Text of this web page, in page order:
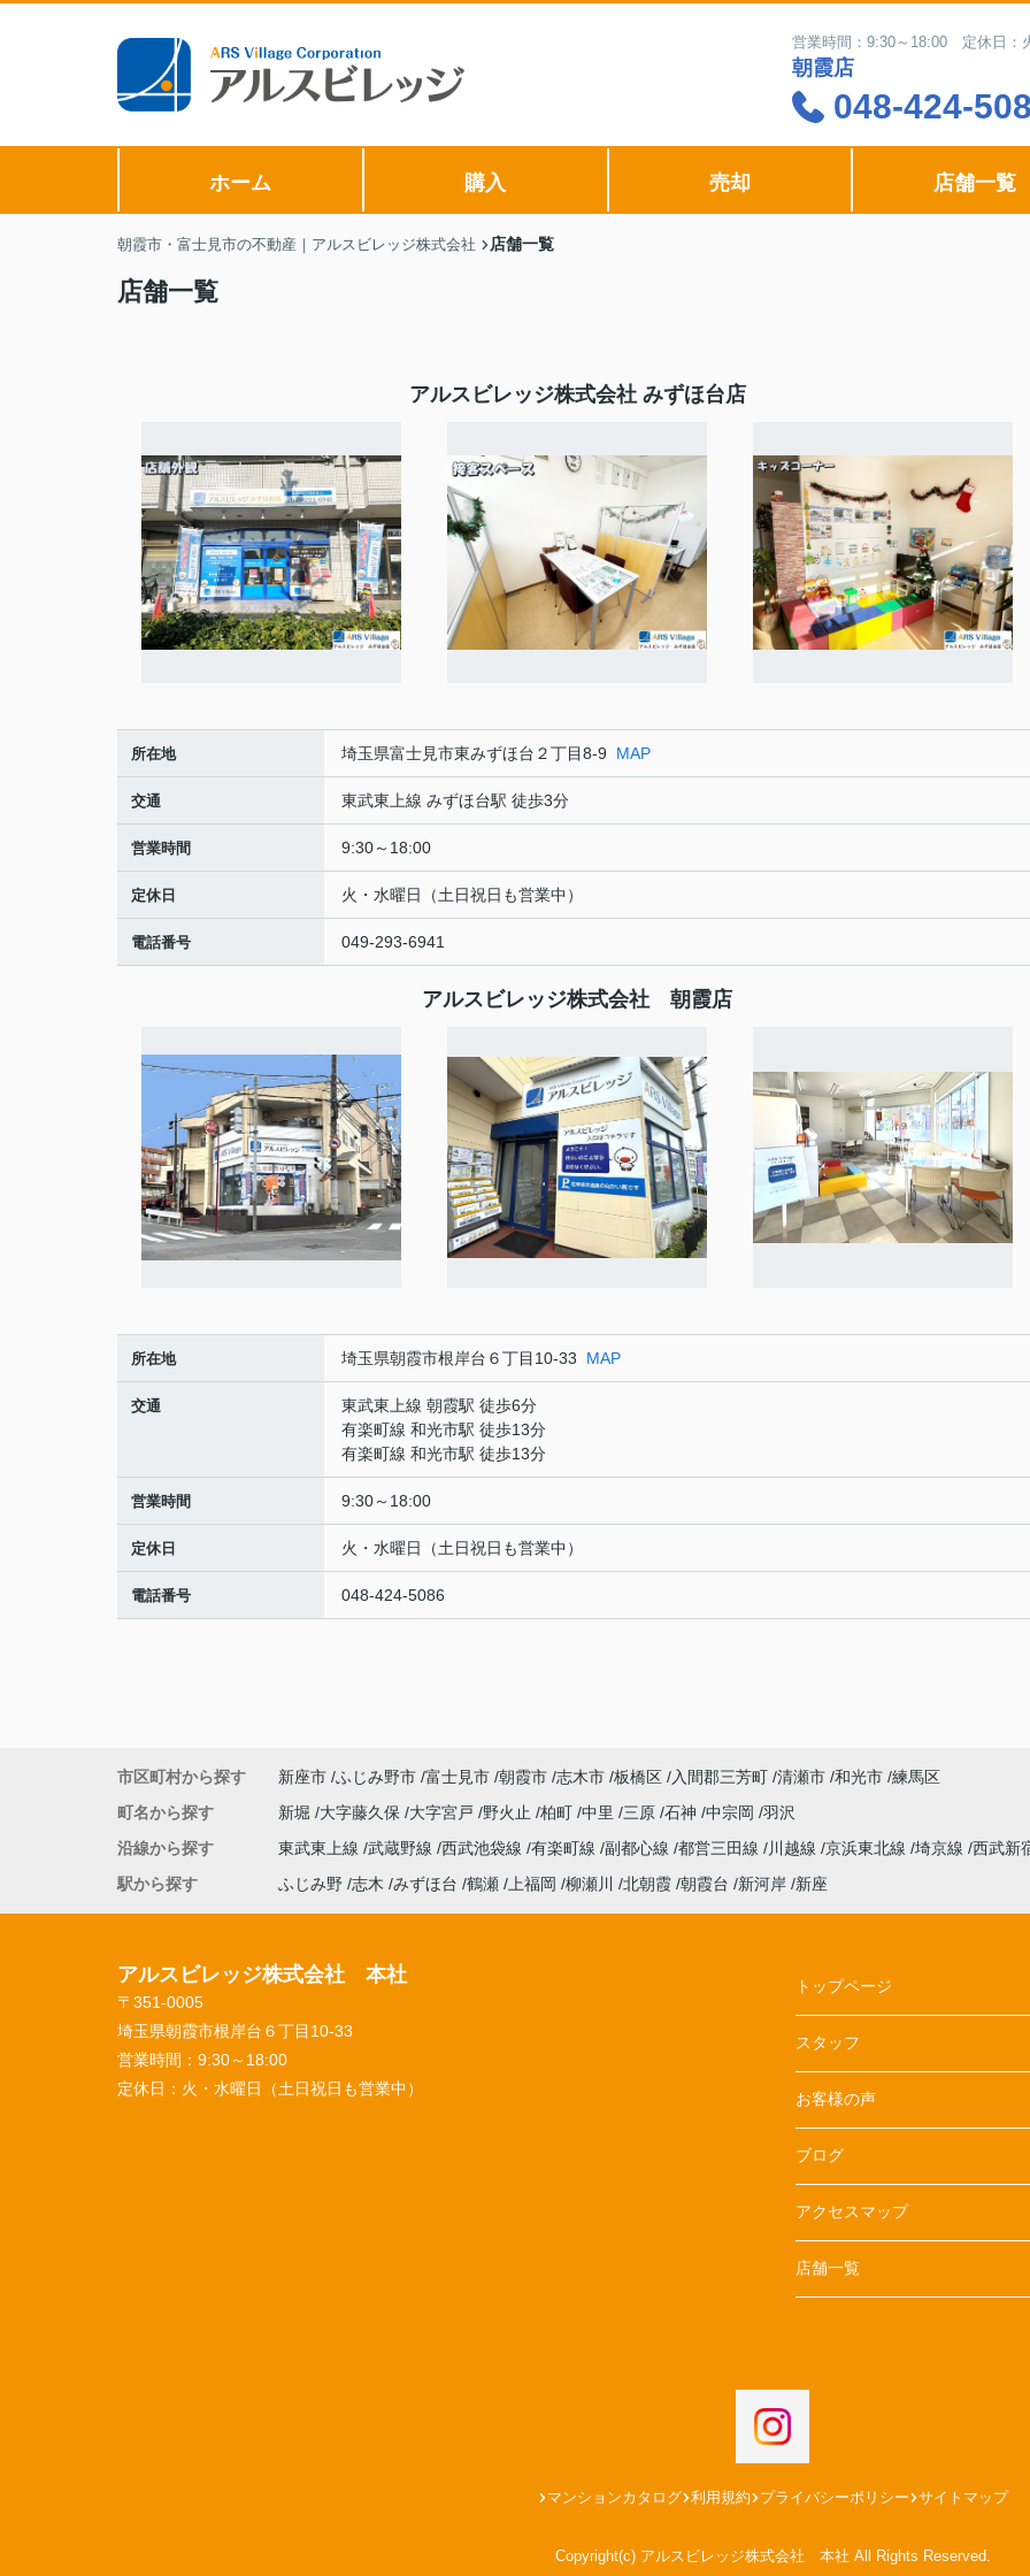
営業時間：9:30～18:00 定休日：
朝霞店
048-424-
ホーム 購入 売却 店舗一覧
朝霞市・富士見市の不動産｜アルスビレッジ株式会社 店舗一覧
店舗一覧
アルスビレッジ株式会社 みずほ台店
所在地 埼玉県富士見市東みずほ台２丁目8-9 MAP
交通 東武東上線 みずほ台駅 徒歩3分
営業時間 9:30～18:00
定休日 火・水曜日（土日祝日も営業中）
電話番号 049-293-6941
アルスビレッジ株式会社 朝霞店
所在地 埼玉県朝霞市根岸台６丁目10-33 MAP
交通
東武東上線 朝霞駅 徒歩6分
有楽町線 和光市駅 徒歩13分
有楽町線 和光市駅 徒歩13分
営業時間 9:30～18:00
定休日 火・水曜日（土日祝日も営業中）
電話番号 048-424-5086
市区町村から探す 新座市 ふじみ野市 富士見市 朝霞市 志木市 板橋区 入間郡三芳町 清瀬市 和光市 練馬区
町名から探す
新堀 大字藤久保 大字宮戸 野火止 柏町 中里 三原 石神 中宗岡
羽沢
沿線から探す
東武東上線 武蔵野線 西武池袋線 有楽町線 副都心線 都営三田線 川越線 京浜東北線 埼京線 西武新
駅から探す
ふじみ野 志木 みずほ台 鶴瀬 上福岡 柳瀬川 北朝霞 朝霞台 新河岸 新座
アルスビレッジ株式会社 本社
〒351-0005
埼玉県朝霞市根岸台６丁目10-33
営業時間： 9:30～18:00
定休日： 火・水曜日（土日祝日も営業中）
トップページ
スタッフ
お客様の声
ブログ
アクセスマップ
店舗一覧
マンションカタログ 利用規約 プライバシーポリシー サイトマップ
Copyright(c) アルスビレッジ株式会社 本社 All Rights Reserved.